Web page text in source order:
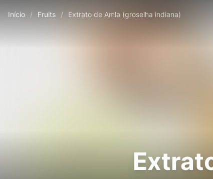
Início / Fruits / Extrato de Amla (groselha indiana)